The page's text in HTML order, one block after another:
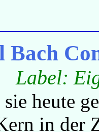
Bach
Label:
heute
in der